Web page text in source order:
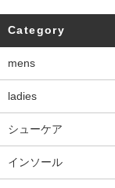
Category
mens
ladies
シューケア
インソール